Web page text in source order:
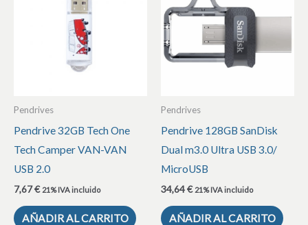
Pendrives
Pendrive 32GB Tech One
Tech Camper VAN-VAN
USB 2.0
7,67€ 21% IVA incluido
AÑADIR AL CARRITO
Pendrives
Pendrive 128GB SanDisk
Dual m3.0 Ultra USB 3.0/
MicroUSB
34,64€ 21% IVA incluido
AÑADIR AL CARRITO